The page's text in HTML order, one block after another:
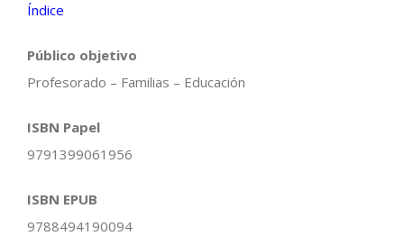
Índice
Público objetivo
Profesorado – Familias – Educación
ISBN Papel
9791399061956
ISBN EPUB
9788494190094